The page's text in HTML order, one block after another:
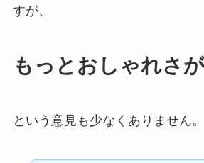
すが、
もっとおしゃれさ
という意見も少なくありません。